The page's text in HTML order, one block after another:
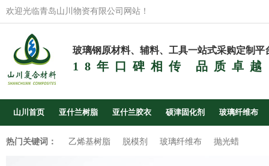
欢迎光临青岛山川物资有限公司网站！
玻璃钢原材料、辅料、工具一站式采购定制平
18年口碑相传 品质卓越
山川首页 亚什兰树脂 亚什兰胶衣 硕津固化剂 玻璃纤维布
热门关键词： 乙烯基树脂 脱模剂 玻璃纤维布 抛光蜡